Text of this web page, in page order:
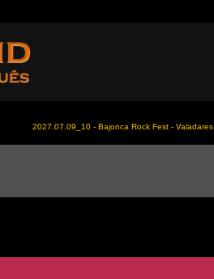
2027.07.09_10 - Bajonca Rock Fest -